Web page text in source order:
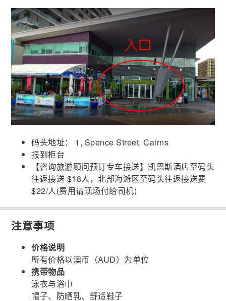
码头地址： 1, Spence Street, Cairns
报到柜台
【咨询旅游顾问预订专车接送】凯恩斯酒店至码头
往返接送 $18人，北部海滩区至码头往返接送费
$22/人(费用请现场付给司机)
注意事项
价格说明
所有价格以澳币（AUD）为单位
携带物品
泳衣与浴巾
帽子、防晒乳、舒适鞋子